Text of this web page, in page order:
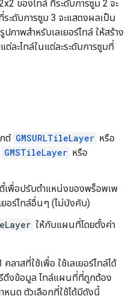
ของไทล์ ที่ระดับการซูม 2 จะ
ะดับการซูม 3 จะแสดงผลเป็น
ภาพสำหรับเลเยอร์ไทล์ ให้สร้าง
ละไทล์ในแต่ละระดับการซูมที่
ต์ GMSURLTileLayer หรือ
GMSTileLayer หรือ
เพื่อปรับตำแหน่งของพร็อพเพ
อร์ไทล์อื่นๆ (ไม่บังคับ)
ให้กับแผนที่โดยตั้งค่า
ลาสที่ใช้เพื่อ ใช้เลเยอร์ไทล์ได้
ดึงข้อมูล ไทล์แผนที่ที่ถูกต้อง
นด ตัวเลือกที่ใช้ได้มีดังนี้